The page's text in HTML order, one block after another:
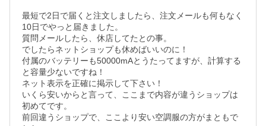
最短で2日で届くと注文しましたら、注文メールも何もなく
10日でやっと届きました。
質問メールしたら、休店してたとの事。
でしたらネットショップも休めばいいのに！
付属のバッテリーも50000mAとうたってますが、計算する
と容量少ないですね！
ネット表示を正確に掲示して下さい！
いくら安いからと言って、ここまで内容が違うショップは
初めてです。
前回違うショップで、ここより安い空調服の方がまともで